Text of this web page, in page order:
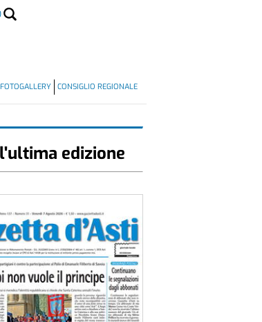
FOTOGALLERY CONSIGLIO REGIONALE
edizione